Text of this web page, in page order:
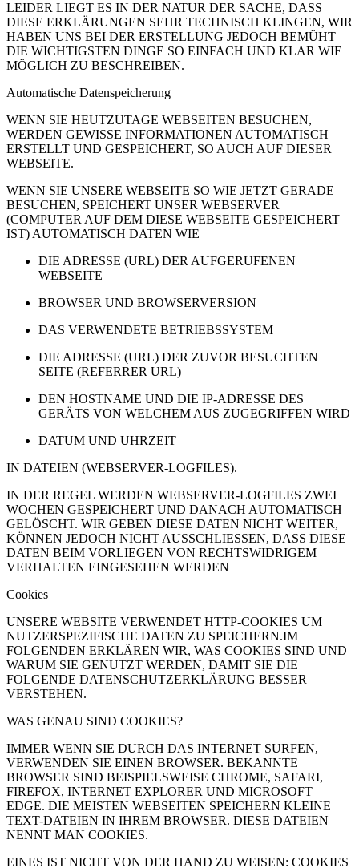
LEIDER LIEGT ES IN DER NATUR DER SACHE, DASS
DIESE ERKLÄRUNGEN SEHR TECHNISCH KLINGEN, WIR
HABEN UNS BEI DER ERSTELLUNG JEDOCH BEMÜHT
DIE WICHTIGSTEN DINGE SO EINFACH UND KLAR WIE
MÖGLICH ZU BESCHREIBEN.
Automatische Datenspeicherung
WENN SIE HEUTZUTAGE WEBSEITEN BESUCHEN,
WERDEN GEWISSE INFORMATIONEN AUTOMATISCH
ERSTELLT UND GESPEICHERT, SO AUCH AUF DIESER
WEBSEITE.
WENN SIE UNSERE WEBSEITE SO WIE JETZT GERADE
BESUCHEN, SPEICHERT UNSER WEBSERVER
(COMPUTER AUF DEM DIESE WEBSEITE GESPEICHERT
IST) AUTOMATISCH DATEN WIE
DIE ADRESSE (URL) DER AUFGERUFENEN
WEBSEITE
BROWSER UND BROWSERVERSION
DAS VERWENDETE BETRIEBSSYSTEM
DIE ADRESSE (URL) DER ZUVOR BESUCHTEN
SEITE (REFERRER URL)
DEN HOSTNAME UND DIE IP-ADRESSE DES
GERÄTS VON WELCHEM AUS ZUGEGRIFFEN WIRD
DATUM UND UHRZEIT
IN DATEIEN (WEBSERVER-LOGFILES).
IN DER REGEL WERDEN WEBSERVER-LOGFILES ZWEI
WOCHEN GESPEICHERT UND DANACH AUTOMATISCH
GELÖSCHT. WIR GEBEN DIESE DATEN NICHT WEITER,
KÖNNEN JEDOCH NICHT AUSSCHLIESSEN, DASS DIESE
DATEN BEIM VORLIEGEN VON RECHTSWIDRIGEM
VERHALTEN EINGESEHEN WERDEN
Cookies
UNSERE WEBSITE VERWENDET HTTP-COOKIES UM
NUTZERSPEZIFISCHE DATEN ZU SPEICHERN.IM
FOLGENDEN ERKLÄREN WIR, WAS COOKIES SIND UND
WARUM SIE GENUTZT WERDEN, DAMIT SIE DIE
FOLGENDE DATENSCHUTZERKLÄRUNG BESSER
VERSTEHEN.
WAS GENAU SIND COOKIES?
IMMER WENN SIE DURCH DAS INTERNET SURFEN,
VERWENDEN SIE EINEN BROWSER. BEKANNTE
BROWSER SIND BEISPIELSWEISE CHROME, SAFARI,
FIREFOX, INTERNET EXPLORER UND MICROSOFT
EDGE. DIE MEISTEN WEBSEITEN SPEICHERN KLEINE
TEXT-DATEIEN IN IHREM BROWSER. DIESE DATEIEN
NENNT MAN COOKIES.
EINES IST NICHT VON DER HAND ZU WEISEN: COOKIES